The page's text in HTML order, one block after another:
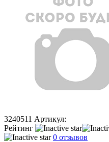
3240511 Артикул:
Рейтинг
0 отзывов